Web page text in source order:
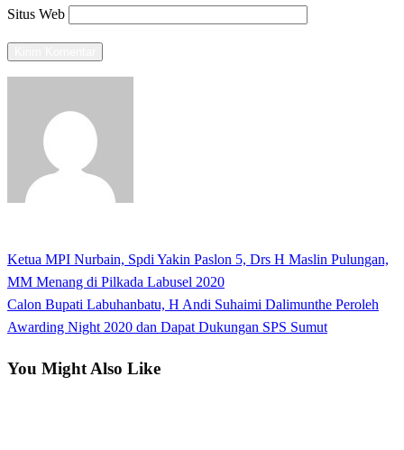
Situs Web
Navigasi
pos
Previous
Post
Ketua MPI Nurbain, Spdi Yakin Paslon 5, Drs H Maslin Pulungan,
MM Menang di Pilkada Labusel 2020
Next
Post
Calon Bupati Labuhanbatu, H Andi Suhaimi Dalimunthe Peroleh
Awarding Night 2020 dan Dapat Dukungan SPS Sumut
You Might Also Like